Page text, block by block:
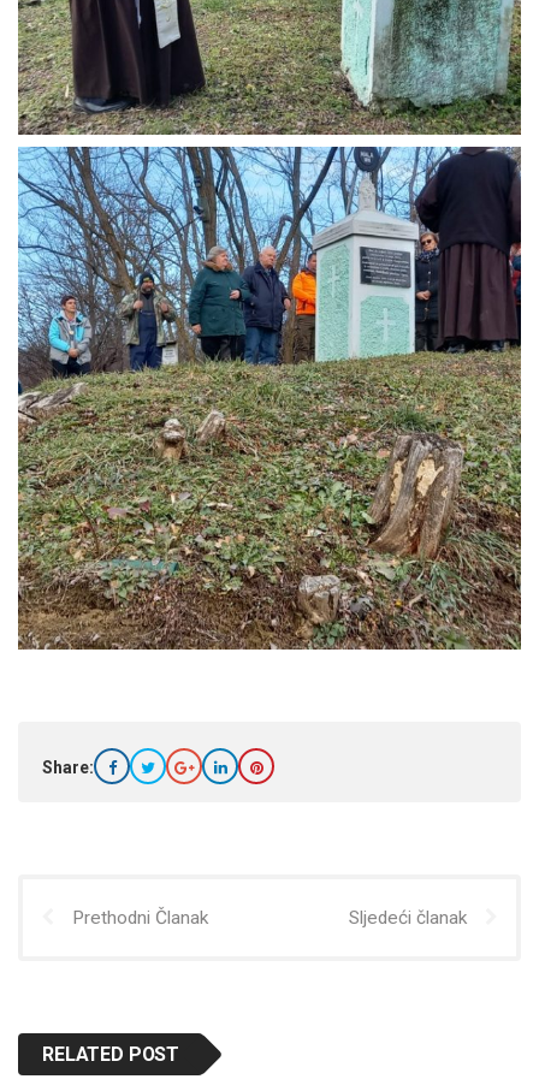
Share:
Prethodni Članak Sljedeći članak
RELATED POST